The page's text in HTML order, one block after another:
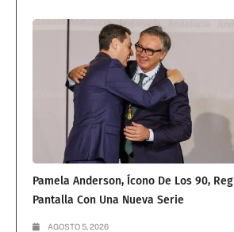
Pamela Anderson, Ícono De Los 90,
Pantalla Con Una Nueva Serie
AGOSTO 5, 2026